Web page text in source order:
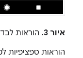
איור 3.
הוראות
הוראות ספציפיות